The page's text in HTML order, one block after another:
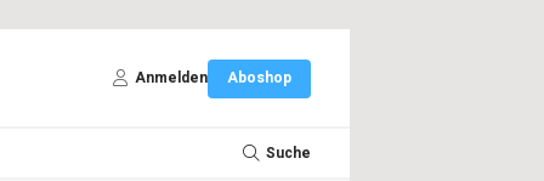
Anmelden Aboshop
Suche